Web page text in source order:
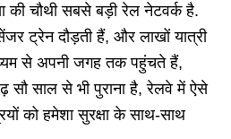
की चौथी सबसे बड़ी रेल नेटवर्क है.
ट्रेन दौड़ती हैं, और लाखों यात्री
से अपनी जगह तक पहुंचते हैं,
सौ साल से भी पुराना है, रेलवे में ऐसे
को हमेशा सुरक्षा के साथ-साथ